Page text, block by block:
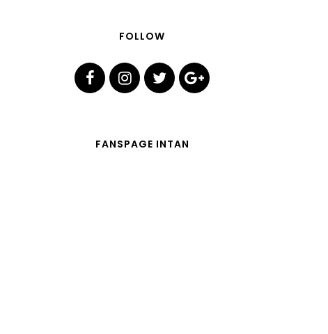
FOLLOW
FANSPAGE INTAN